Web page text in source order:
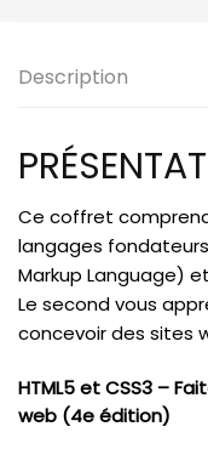
Description
Ce coffret
langages
Markup Language)
Le second vous
concevoir des sites
HTML5 et CSS3 –
web (4e édition)